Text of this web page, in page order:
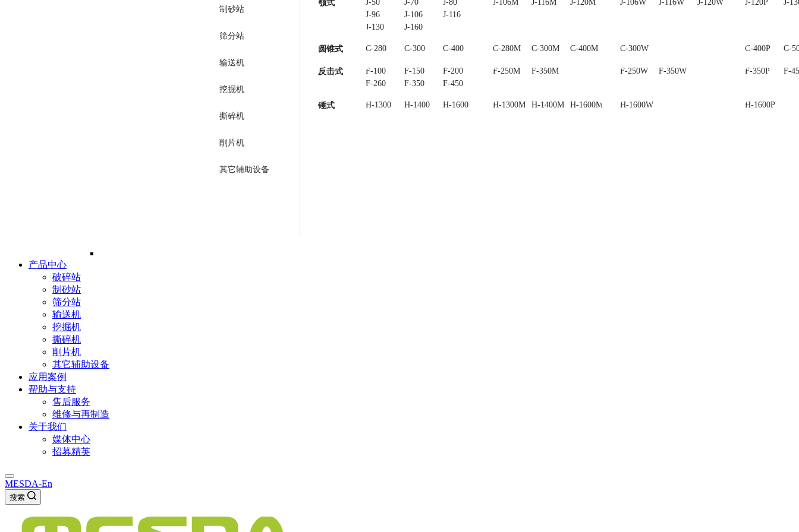
制砂站
筛分站
输送机
挖掘机
撕碎机
削片机
其它辅助设备
颚式 J-50 J-70 J-80
J-85
J-96
J-106 J-116
J-130
J-160
J-106M J-116M J-120M J-130M
J-106W J-116W J-120W J-120P J-
圆锥式 C-280 C-300 C-400 C-450
C-280M C-300M C-400M C-500M
C-300W C-400P C-
反击式 F-100 F-150 F-200
F-250
F-260
F-350 F-450
F-250M F-350M F-250W F-350W F-350P F-
锤式 H-1300 H-1400 H-1600 H-1300M H-1400M H-1600M H-1600W H-1600P
产品中心
破碎站
制砂站
筛分站
输送机
挖掘机
撕碎机
削片机
其它辅助设备
应用案例
帮助与支持
售后服务
维修与再制造
关于我们
媒体中心
招募精英
MESDA-En
搜索